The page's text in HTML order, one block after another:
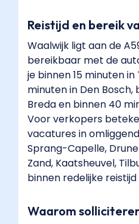
Reistijd en bereik
Waalwijk ligt aan de
bereikbaar met de
je binnen 15 minuten
minuten in Den Bosch,
Breda en binnen 40
Voor verkopers
vacatures in
Sprang-Capelle,
Zand, Kaatsheuvel,
binnen redelijke reistijd
Waarom